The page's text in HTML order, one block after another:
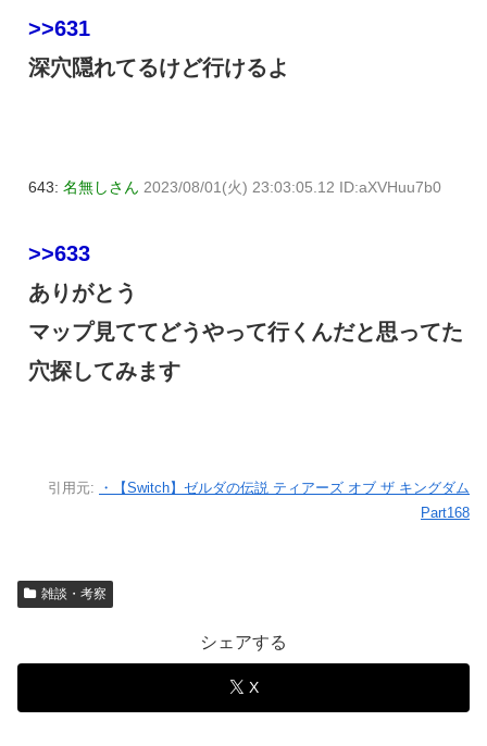
>>631
深穴隠れてるけど行けるよ
643: 名無しさん 2023/08/01(火) 23:03:05.12 ID:aXVHuu7b0
>>633
ありがとう
マップ見ててどうやって行くんだと思ってた
穴探してみます
引用元:
・【Switch】ゼルダの伝説 ティアーズ オブ ザ キングダム
Part168
雑談・考察
シェアする
X